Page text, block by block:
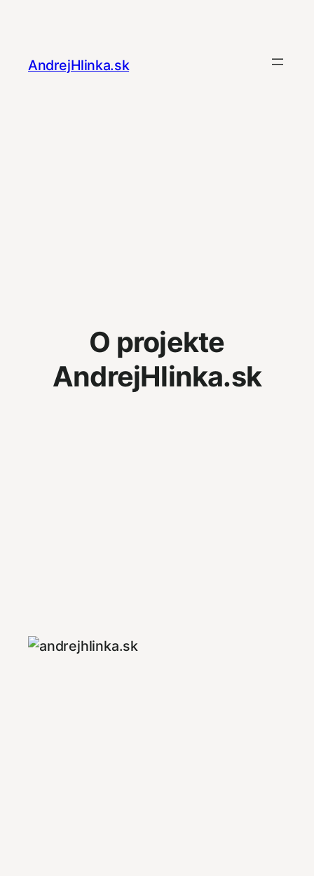
AndrejHlinka.sk
O projekte
AndrejHlinka.sk